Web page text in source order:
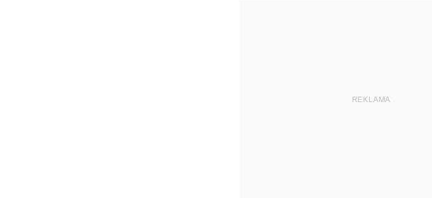
REKLAMA